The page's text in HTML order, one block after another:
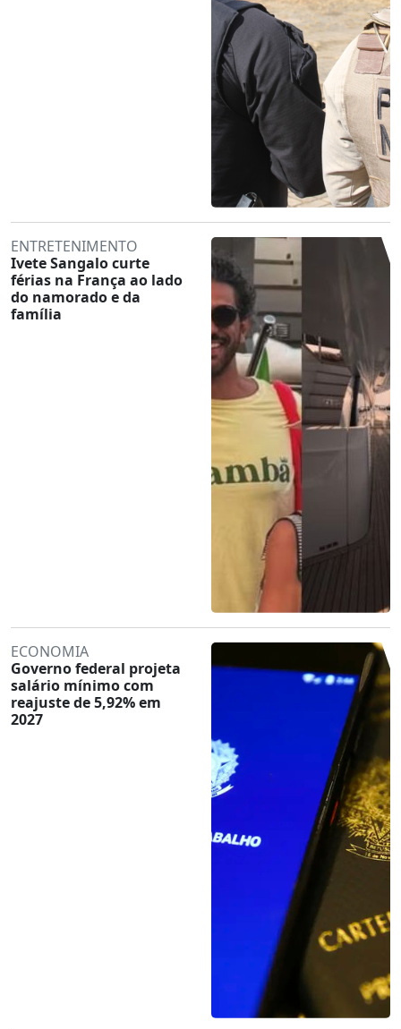
ENTRETENIMENTO
Ivete Sangalo curte
férias na França ao lado
do namorado e da
família
ECONOMIA
Governo federal projeta
salário mínimo com
reajuste de 5,92% em
2027